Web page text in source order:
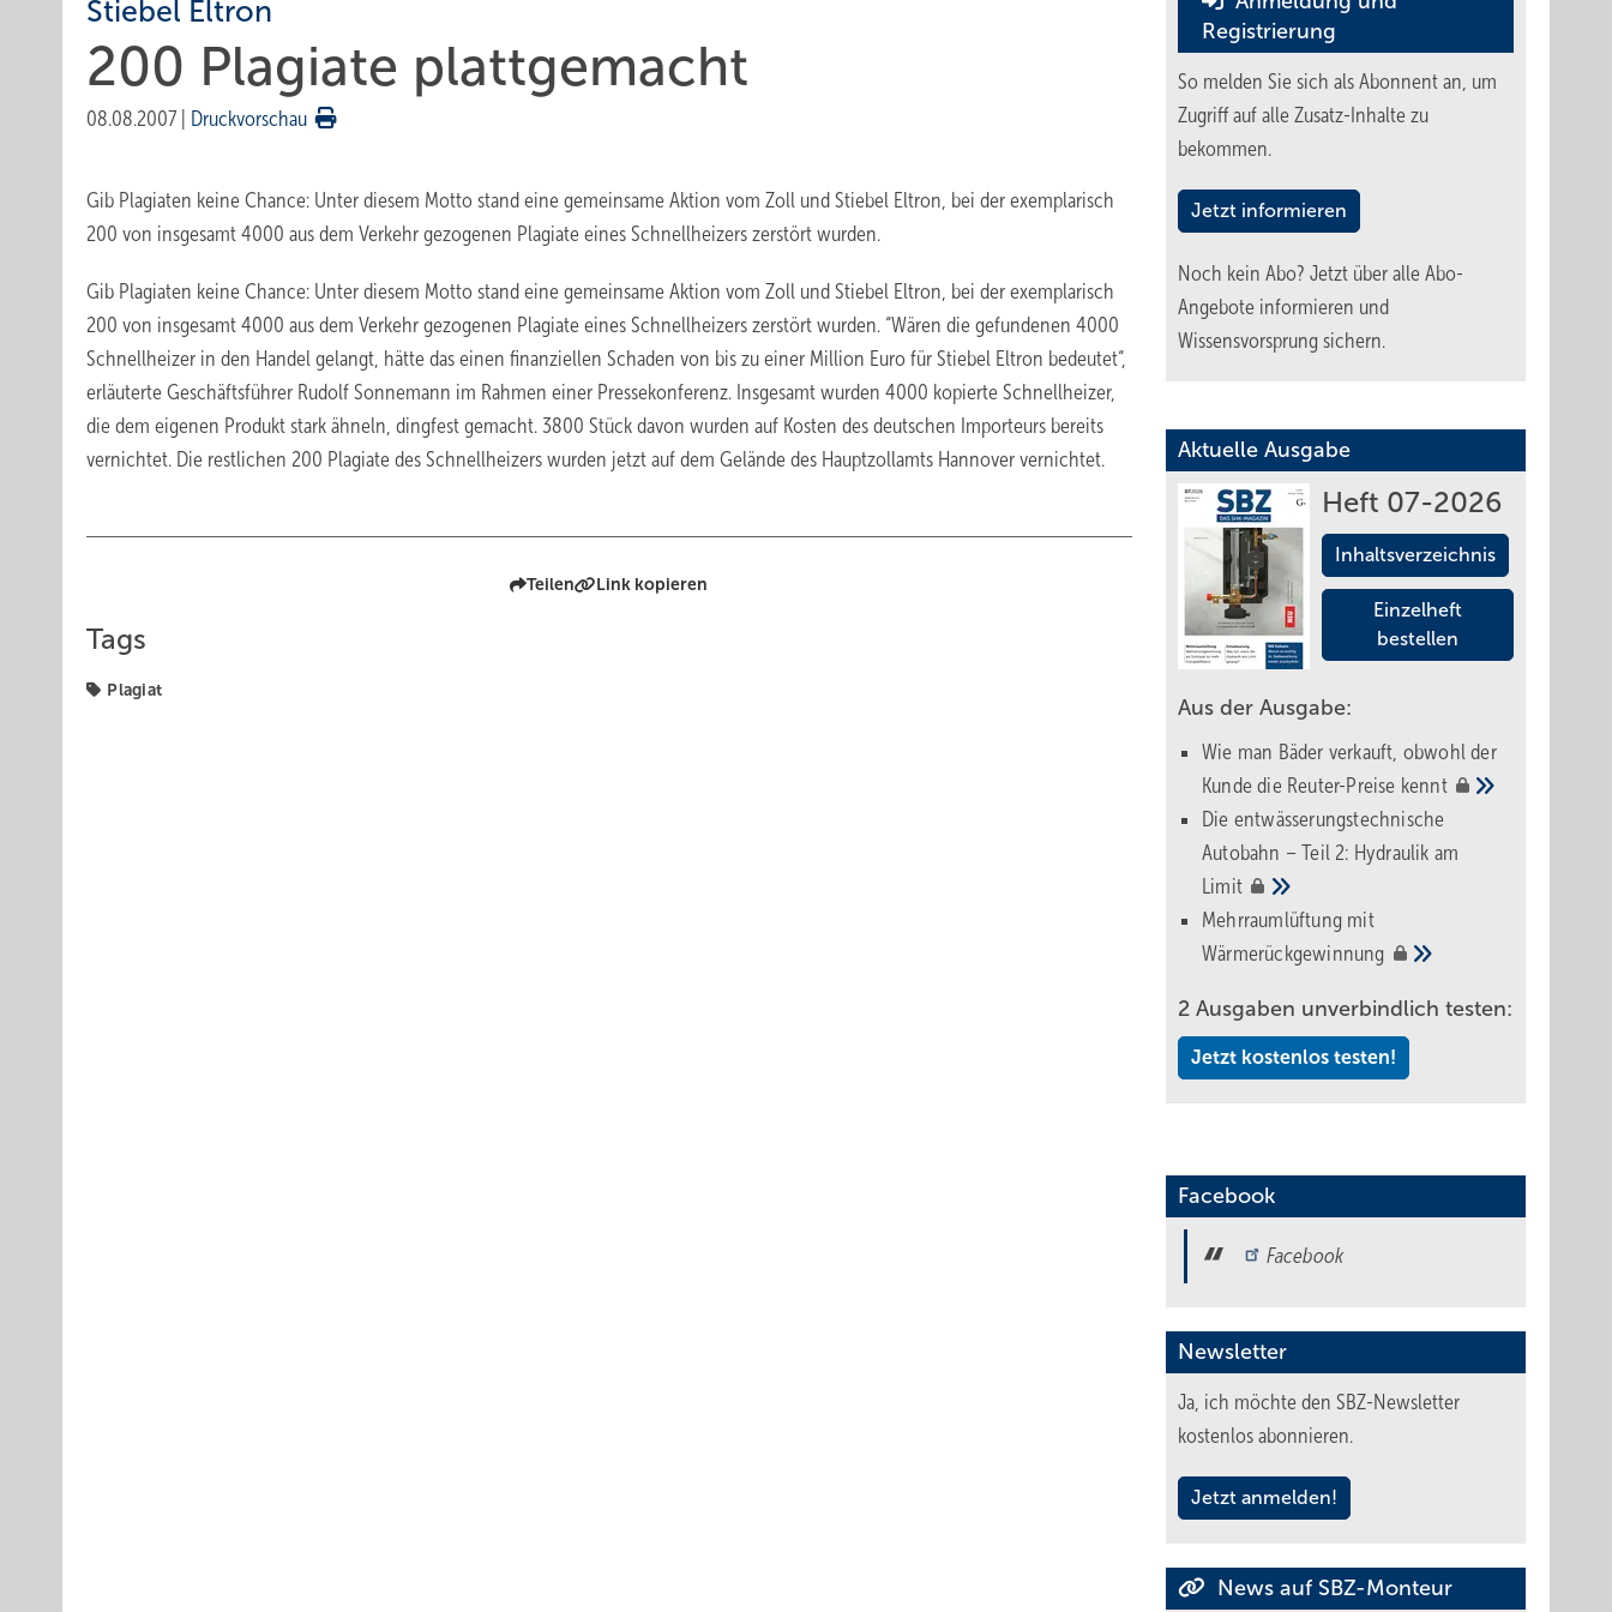
Stiebel Eltron
200 Plagiate plattgemacht
08.08.2007 Druckvorschau
Gib Plagiaten keine Chance: Unter diesem Motto stand eine gemeinsame Aktion vom Zoll und Stiebel Eltron, bei der exemplarisch
200 von insgesamt 4000 aus dem Verkehr gezogenen Plagiate eines Schnellheizers zerstört wurden.
Gib Plagiaten keine Chance: Unter diesem Motto stand eine gemeinsame Aktion vom Zoll und Stiebel Eltron, bei der exemplarisch
200 von insgesamt 4000 aus dem Verkehr gezogenen Plagiate eines Schnellheizers zerstört wurden. “Wären die gefundenen 4000
Schnellheizer in den Handel gelangt, hätte das einen finanziellen Schaden von bis zu einer Million Euro für Stiebel Eltron bedeutet“,
erläuterte Geschäftsführer Rudolf Sonnemann im Rahmen einer Pressekonferenz. Insgesamt wurden 4000 kopierte Schnellheizer,
die dem eigenen Produkt stark ähneln, dingfest gemacht. 3800 Stück davon wurden auf Kosten des deutschen Importeurs bereits
vernichtet. Die restlichen 200 Plagiate des Schnellheizers wurden jetzt auf dem Gelände des Hauptzollamts Hannover vernichtet.
Teilen Link kopieren
Tags
Plagiat
Registrierung
So melden Sie sich als Abonnent an, um
Zugriff auf alle Zusatz-Inhalte zu
bekommen.
Jetzt informieren
Noch kein Abo? Jetzt über alle Abo-
Angebote informieren und
Wissensvorsprung sichern.
Aktuelle Ausgabe
Heft 07-2026
Inhaltsverzeichnis
Einzelheft
bestellen
Aus der Ausgabe:
Wie man Bäder verkauft, obwohl der
Kunde die Reuter-Preise kennt
Die entwässerungstechnische
Autobahn – Teil 2: Hydraulik am
Limit
Mehrraumlüftung mit
Wärmerückgewinnung
2 Ausgaben unverbindlich testen:
Jetzt kostenlos testen!
Facebook
Facebook
Newsletter
Ja, ich möchte den SBZ-Newsletter
kostenlos abonnieren.
Jetzt anmelden!
News auf SBZ-Monteur